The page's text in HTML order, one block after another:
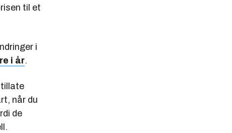
til et
i
i år.
når du
de